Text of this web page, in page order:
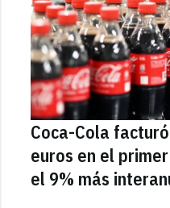
Coca-Cola
euros en el
el 9% más